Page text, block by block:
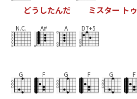
どう したんだ ミスター ト ゥ
N.C. A# A D7+5
G F G F G F